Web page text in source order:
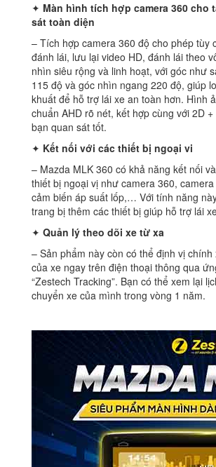
✦ Màn hình tích hợp camera 360 cho
sát toàn diện
– Tích hợp camera 360 độ cho phép tùy
đánh lái, lưu lại video HD, đánh lái theo
nhìn siêu rộng và linh hoạt, với góc như
115 độ và góc nhìn ngang 220 độ, giúp
khuất để hỗ trợ lái xe an toàn hơn. Hình
chuẩn AHD rõ nét, kết hợp cùng với 2D
bạn quan sát tốt.
✦ Kết nối với các thiết bị ngoại vi
– Mazda MLK 360 có khả năng kết nối
thiết bị ngoại vị như camera 360,
cảm biến áp suất lốp,… Với tính năng
trang bị thêm các thiết bị giúp hỗ trợ lái
✦ Quản lý theo dõi xe từ xa
– Sản phẩm này còn có thể định vị
của xe ngay trên điện thoại thông qua
“Zestech Tracking”. Bạn có thể xem lại
chuyển xe của mình trong vòng 1 năm.